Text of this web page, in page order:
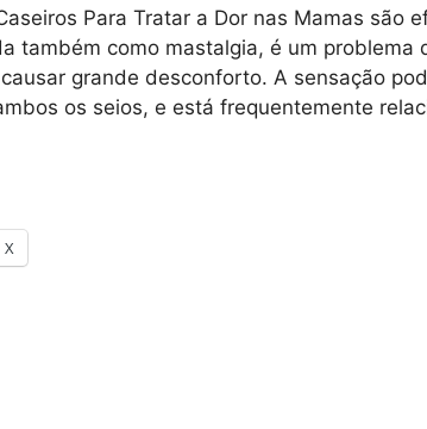
Para Tratar a Dor nas Mamas são
também como mastalgia, é um problema
grande desconforto. A sensação
os seios, e está frequentemente
X